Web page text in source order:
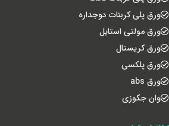
ورق پلی کربنات دوجداره
ورق مولتی استایل
ورق کریستال
ورق پلکسی
ورق abs
وان جکوزی